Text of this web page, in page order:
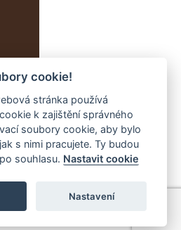
cookie!
stránka používá
k zajištění správného
soubory cookie, aby bylo
s nimi pracujete. Ty budou
souhlasu. Nastavit cookie
Nastavení